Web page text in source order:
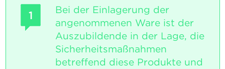
1
Bei der Einlagerung der
angenommenen Ware ist der
Auszubildende in der Lage, die
Sicherheitsmaßnahmen
betreffend diese Produkte und